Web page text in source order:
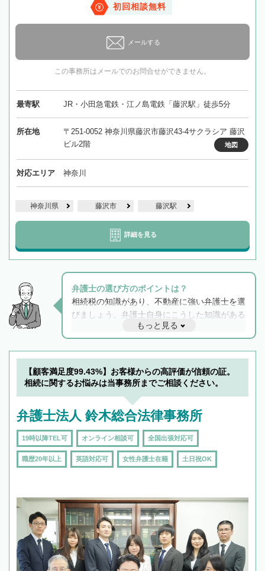
初回相談無料
メールする
この事務所はメールでのお問合せができません。
最寄駅 JR・小田急電鉄・江ノ島電鉄「藤沢駅」徒歩5分
所在地
〒251-0052 神奈川県藤沢市藤沢43-4サクラシア 藤沢
ビル2階
地図
対応エリア 神奈川
神奈川県 藤沢市 藤沢駅
詳細を見る
弁護士の選び方のポイントは？
相続税の知識があり、不動産に強い弁護士を選
びましょう。弁護士自身にこうした知識がある
と他士業との連携もスムーズに進み、トラブル
解決のみならず相続をトータルで任せることが
できます。また、相続は感情がからむ分野なの
でフィーリングも重要です。実際に電話や面談
で複数の弁護士と会話をしてウマが合う方に依
もっと見る
【顧客満足度99.43%】お客様からの高評価が信頼の証。
相続に関するお悩みは当事務所までご相談ください。
弁護士法人 鈴木総合法律事務所
19時以降TEL可 オンライン相談可 全国出張対応可
職歴20年以上 英語対応可 女性弁護士在籍 土日祝OK